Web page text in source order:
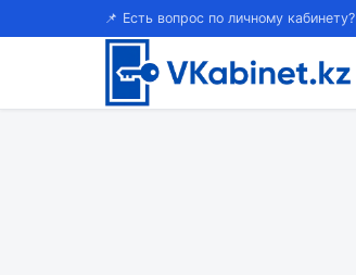
📌 Есть вопрос по личному кабинету?